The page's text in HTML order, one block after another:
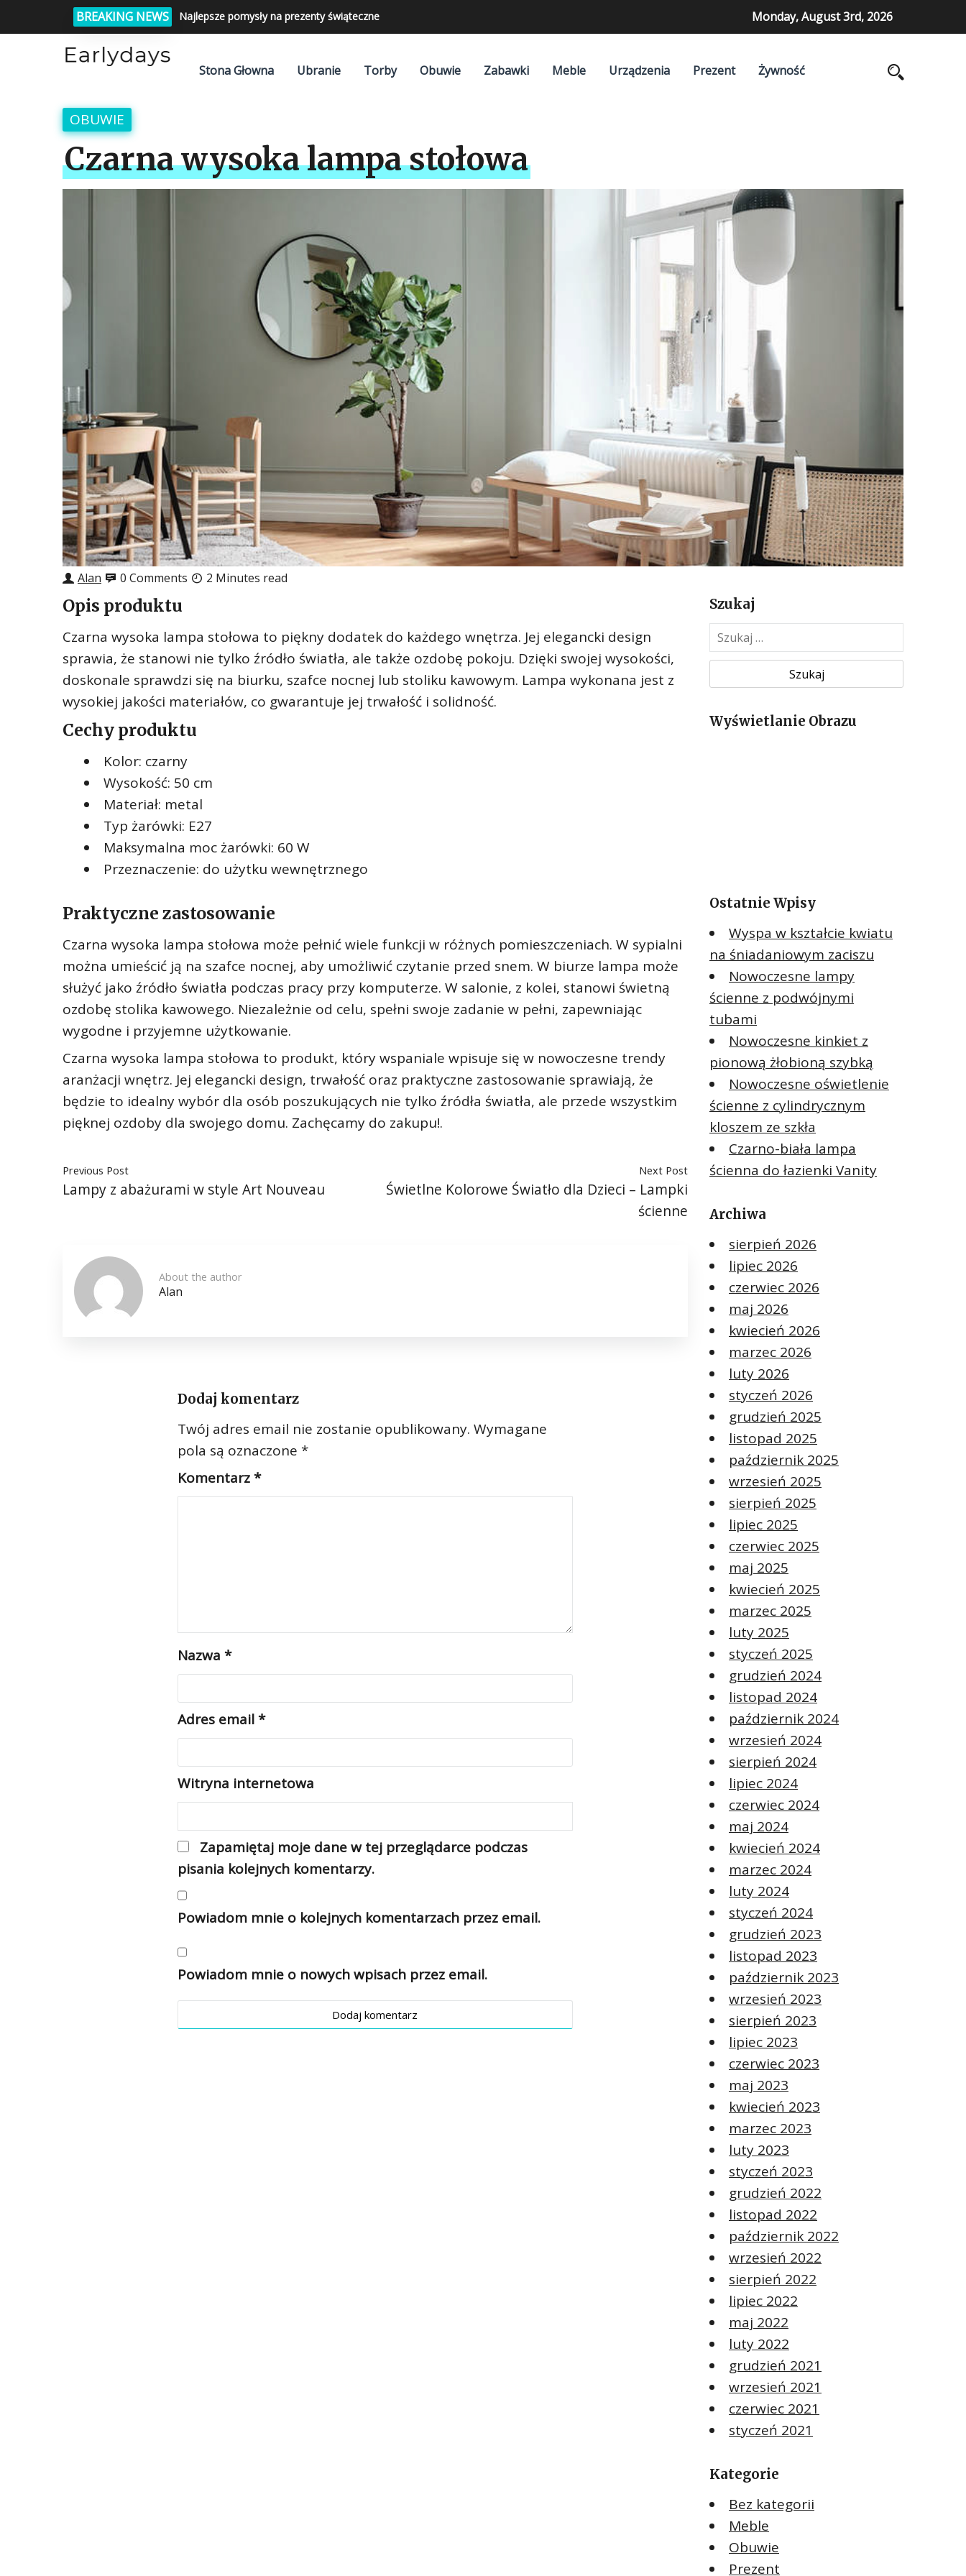
BREAKING NEWS Najlepsze pomysły na prezenty świąteczne Monday, August 3rd, 2026
Stona Głowna Ubranie Torby Obuwie Zabawki Meble Urządzenia Prezent Żywność
OBUWIE
Czarna wysoka lampa stołowa
Alan 0 Comments 2 Minutes read
Opis produktu
Czarna wysoka lampa stołowa to piękny dodatek do każdego wnętrza. Jej elegancki design
sprawia, że stanowi nie tylko źródło światła, ale także ozdobę pokoju. Dzięki swojej wysokości,
doskonale sprawdzi się na biurku, szafce nocnej lub stoliku kawowym. Lampa wykonana jest z
wysokiej jakości materiałów, co gwarantuje jej trwałość i solidność.
Cechy produktu
Kolor: czarny
Wysokość: 50 cm
Materiał: metal
Typ żarówki: E27
Maksymalna moc żarówki: 60 W
Przeznaczenie: do użytku wewnętrznego
Praktyczne zastosowanie
Czarna wysoka lampa stołowa może pełnić wiele funkcji w różnych pomieszczeniach. W sypialni
można umieścić ją na szafce nocnej, aby umożliwić czytanie przed snem. W biurze lampa może
służyć jako źródło światła podczas pracy przy komputerze. W salonie, z kolei, stanowi świetną
ozdobę stolika kawowego. Niezależnie od celu, spełni swoje zadanie w pełni, zapewniając
wygodne i przyjemne użytkowanie.
Czarna wysoka lampa stołowa to produkt, który wspaniale wpisuje się w nowoczesne trendy
aranżacji wnętrz. Jej elegancki design, trwałość oraz praktyczne zastosowanie sprawiają, że
będzie to idealny wybór dla osób poszukujących nie tylko źródła światła, ale przede wszystkim
pięknej ozdoby dla swojego domu. Zachęcamy do zakupu!.
Previous Post
Lampy z abażurami w style Art Nouveau
Next Post
Świetlne Kolorowe Światło dla Dzieci – Lampki
ścienne
About the author
Alan
Dodaj komentarz
Twój adres email nie zostanie opublikowany. Wymagane
pola są oznaczone *
Komentarz*
Nazwa *
Adres email*
Witryna internetowa
Zapamiętaj moje dane w tej przeglądarce podczas
pisania kolejnych komentarzy.
Powiadom mnie o kolejnych komentarzach przez email.
Powiadom mnie o nowych wpisach przez email.
Szukaj
z
k
jWyświetlanie Obrazu
Ostatnie Wpisy
Wyspa w kształcie kwiatu
na śniadaniowym zaciszu
Nowoczesne lampy
ścienne z podwójnymi
tubami
Nowoczesne kinkiet z
pionową żłobioną szybką
Nowoczesne oświetlenie
ścienne z cylindrycznym
kloszem ze szkła
Czarno-biała lampa
ścienna do łazienki Vanity
Archiwa
sierpień 2026
lipiec 2026
czerwiec 2026
maj 2026
kwiecień 2026
marzec 2026
luty 2026
styczeń 2026
grudzień 2025
listopad 2025
październik 2025
wrzesień 2025
sierpień 2025
lipiec 2025
czerwiec 2025
maj 2025
kwiecień 2025
marzec 2025
luty 2025
styczeń 2025
grudzień 2024
listopad 2024
październik 2024
wrzesień 2024
sierpień 2024
lipiec 2024
czerwiec 2024
maj 2024
kwiecień 2024
marzec 2024
luty 2024
styczeń 2024
grudzień 2023
listopad 2023
październik 2023
wrzesień 2023
sierpień 2023
lipiec 2023
czerwiec 2023
maj 2023
kwiecień 2023
marzec 2023
luty 2023
styczeń 2023
grudzień 2022
listopad 2022
październik 2022
wrzesień 2022
sierpień 2022
lipiec 2022
maj 2022
luty 2022
grudzień 2021
wrzesień 2021
czerwiec 2021
styczeń 2021
Kategorie
Bez kategorii
Meble
Obuwie
Prezent